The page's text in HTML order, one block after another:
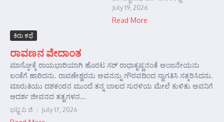
July 19, 2026
Read More
ಕಿರು ಕಥೆ
ರಾವಣನ ವೇದಾಂತ
ಮಾಸ್ಕೋಕ್ಕೆ ರಾಯಭಾರಿಯಾಗಿ ಹೊರಟ ಸರ್ ರಾಧಾಕೃಷ್ಣನಂತೆ ಅಂಜನೇಯನು
ಲಂಕೆಗೆ ಹಾರಿದನು. ರಾವಣೇಶ್ವರನು ಅವನನ್ನು ಗೌರವದಿಂದ ಸ್ವಾಗತಿಸಿ ಸತ್ಕರಿಸಿದನು.
ಮಾರುತಿಯು ದಶಕಂಠನ ಮುಂದೆ ತನ್ನ ಬಾಲದ ಸುರಳಿಯ ಮೇಲೆ ಕುಳಿತು ಅವನಿಗೆ
ಆದರ್ಶ ಜೀವನದ ತತ್ವಗಳನ...
ಭಟ್ಟ ವಿ ಜಿ July 17, 2026